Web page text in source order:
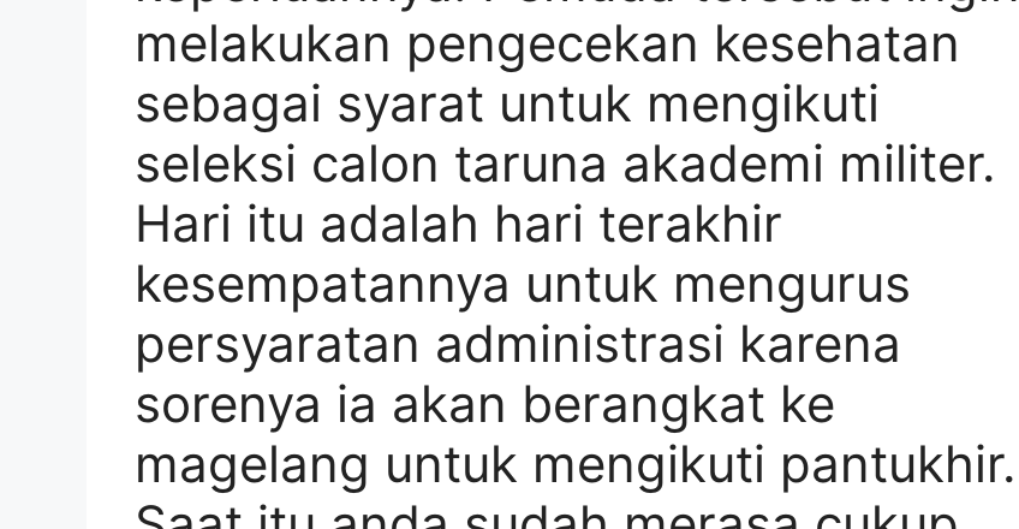
melakukan pengecekan kesehatan
sebagai syarat untuk mengikuti
seleksi calon taruna akademi militer.
Hari itu adalah hari terakhir
kesempatannya untuk mengurus
persyaratan administrasi karena
sorenya ia akan berangkat ke
magelang untuk mengikuti pantukhir.